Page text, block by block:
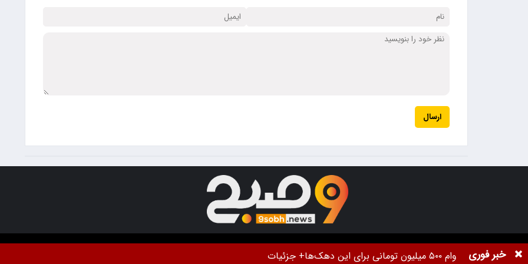
ارسال
خبر فوری وام ۵۰۰ میلیون تومانی برای این دهک‌ها+ جزئیات تمام حقوق برای خبرگزاری9صبح محفوظ است. استفاده از مطالب با ذکر منبع آزاد است